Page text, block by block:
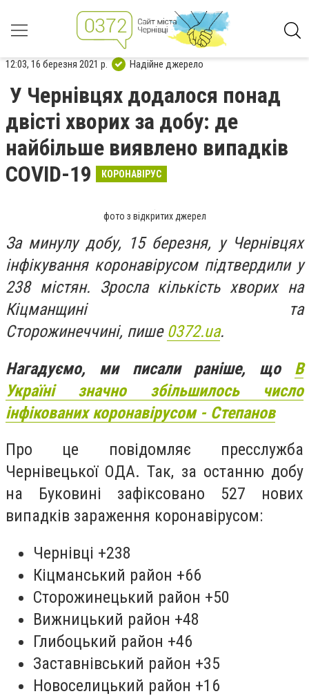
12:03, 16 березня 2021 р. Надійне джерело
У Чернівцях додалося понад
двісті хворих за добу: де
найбільше виявлено випадків
COVID-19
КОРОНАВІРУС
фото з відкритих джерел
За минулу добу, 15 березня, у Чернівцях
інфікування коронавірусом підтвердили у
238 містян. Зросла кількість хворих на
Кіцманщині та
Сторожинеччині, пише 0372.ua.
Нагадуємо, ми писали раніше, що В
Україні значно збільшилось число
інфікованих коронавірусом - Степанов
Про це повідомляє пресслужба
Чернівецької ОДА. Так, за останню добу
на Буковині зафіксовано 527 нових
випадків зараження коронавірусом:
Чернівці +238
Кіцманський район +66
Сторожинецький район +50
Вижницький район +48
Глибоцький район +46
Заставнівський район +35
Новоселицький район +16